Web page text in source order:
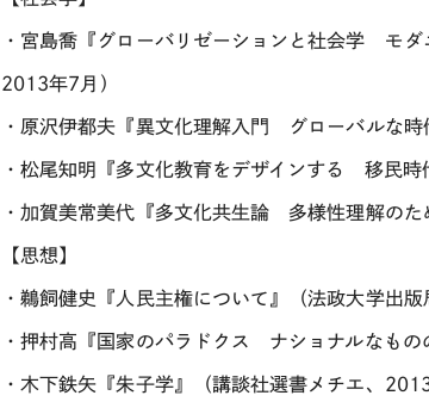
・宮島喬『グローバリゼーションと社会学 モダ
2013年7月）
・原沢伊都夫『異文化理解入門 グローバルな
・松尾知明『多文化教育をデザインする 移民
・加賀美常美代『多文化共生論 多様性理解の
【思想】
・鵜飼健史『人民主権について』（法政大学出
・押村高『国家のパラドクス ナショナルなも
・木下鉄矢『朱子学』（講談社選書メチエ、